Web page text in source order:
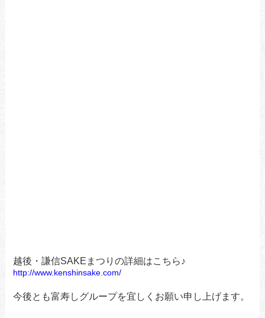
越後・謙信SAKEまつりの詳細はこちら♪
http://www.kenshinsake.com/
今後とも富寿しグループを宜しくお願い申し上げます。